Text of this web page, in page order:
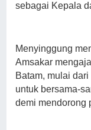
sebagai Kepala
Menyinggung
Amsakar
Batam, mulai
untuk bersama-
demi mendorong